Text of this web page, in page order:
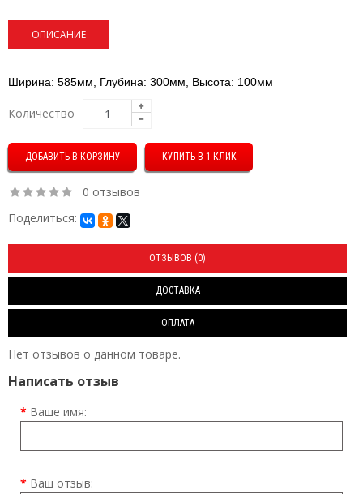
ОПИСАНИЕ
Ширина: 585мм, Глубина: 300мм, Высота: 100мм
Количество
КУПИТЬ В 1 КЛИК
0 отзывов
Поделиться:
ОТЗЫВОВ (0)
ДОСТАВКА
ОПЛАТА
Нет отзывов о данном товаре.
Написать отзыв
Ваше имя:
Ваш отзыв: